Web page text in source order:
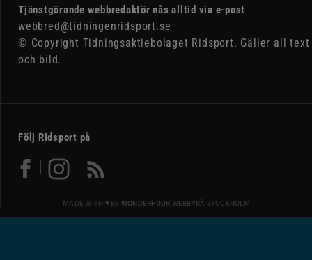
Tjänstgörande webbredaktör nås alltid via e-post
webbred@tidningenridsport.se
© Copyright Tidningsaktiebolaget Ridsport. Gäller all text
och bild.
Följ Ridsport på
MADE WITH ♥ BY WONDERFOUR WEBBYRÅ STOCKHOLM